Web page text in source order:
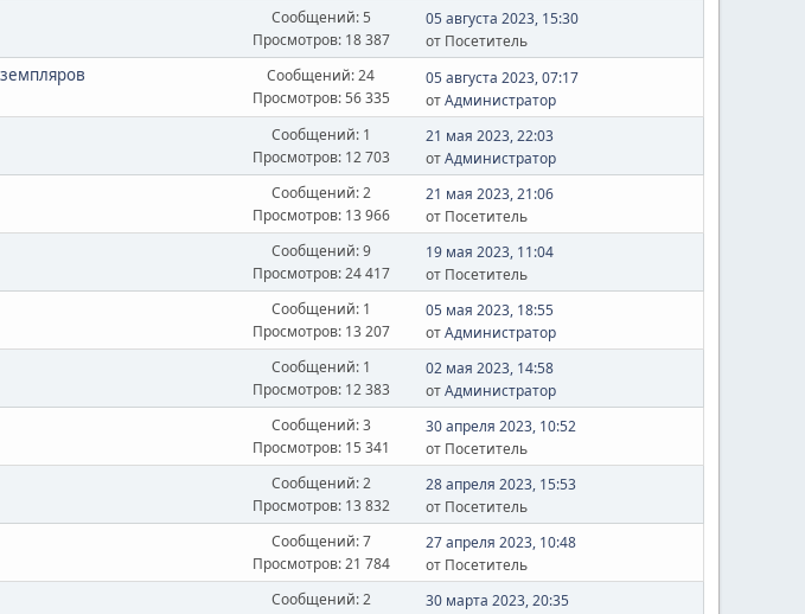
Сообщений: 5
Просмотров: 18 387
05 августа 2023, 15:30
от Посетитель
Сообщений: 24
Просмотров: 56 335
05 августа 2023, 07:17
отАдминистратор
Сообщений: 1
Просмотров: 12 703
21 мая 2023, 22:03
отАдминистратор
Сообщений: 2
Просмотров: 13 966
21 мая 2023, 21:06
от Посетитель
Сообщений: 9
Просмотров: 24 417
19 мая 2023, 11:04
от Посетитель
Сообщений: 1
Просмотров: 13 207
05 мая 2023, 18:55
отАдминистратор
Сообщений: 1
Просмотров: 12 383
02 мая 2023, 14:58
отАдминистратор
Сообщений: 3
Просмотров: 15 341
30 апреля 2023, 10:52
от Посетитель
Сообщений: 2
Просмотров: 13 832
28 апреля 2023, 15:53
от Посетитель
Сообщений: 7
Просмотров: 21 784
27 апреля 2023, 10:48
от Посетитель
Сообщений: 2
30 марта 2023, 20:35